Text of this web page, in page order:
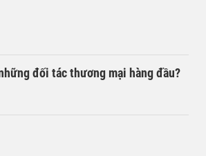
đối tác thương mại hàng đầu?